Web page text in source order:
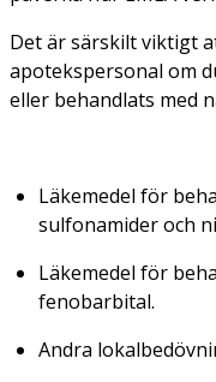
Det är särskilt viktigt
apotekspersonal om
eller behandlats med
Läkemedel för
sulfonamider och
Läkemedel för
fenobarbital.
Andra